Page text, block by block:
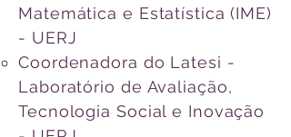
Matemática e Estatística (IME)
- UERJ
Coordenadora do Latesi -
Laboratório de Avaliação,
Tecnologia Social e Inovação